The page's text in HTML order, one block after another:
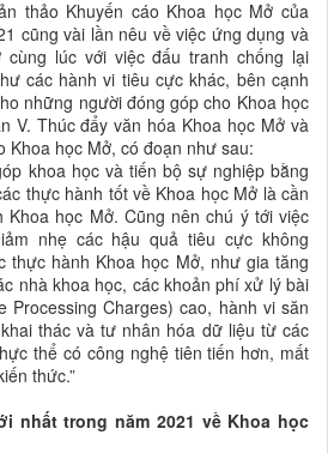
thảo Khuyến cáo Khoa học Mở của
cũng vài lần nêu về việc ứng dụng và
cùng lúc với việc đấu tranh chống lại
các hành vi tiêu cực khác, bên cạnh
những người đóng góp cho Khoa học
V. Thúc đẩy văn hóa Khoa học Mở và
Khoa học Mở, có đoạn như sau:
khoa học và tiến bộ sự nghiệp bằng
thực hành tốt về Khoa học Mở là cần
Khoa học Mở. Cũng nên chú ý tới việc
nhẹ các hậu quả tiêu cực không
thực hành Khoa học Mở, như gia tăng
nhà khoa học, các khoản phí xử lý bài
Processing Charges) cao, hành vi săn
thác và tư nhân hóa dữ liệu từ các
thể có công nghệ tiên tiến hơn, mất
thức.”
nhất trong năm 2021 về Khoa học